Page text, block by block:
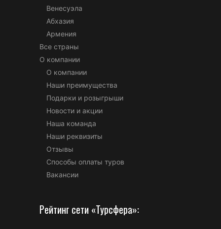
Венесуэла
Абхазия
Армения
Все страны
О компании
О компании
Наши преимущества
Подарки и розыгрыши
Новости и акции
Наша команда
Наши реквизиты
Отзывы
Способы оплаты туров
Вакансии
Рейтинг сети «Турсфера»: